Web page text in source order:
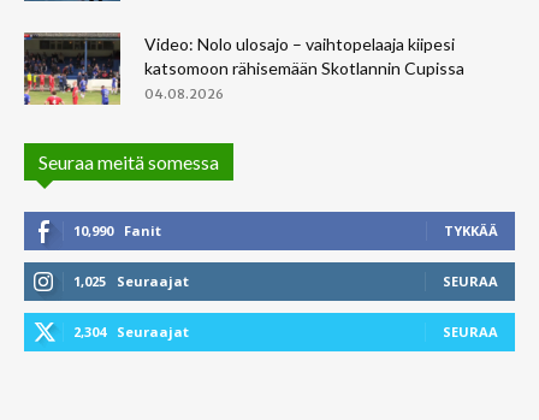
Video: Nolo ulosajo – vaihtopelaaja kiipesi
katsomoon rähisemään Skotlannin Cupissa
04.08.2026
Seuraa meitä somessa
10,990 Fanit TYKKÄÄ
1,025 Seuraajat SEURAA
2,304 Seuraajat SEURAA